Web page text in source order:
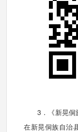
3．《新晃侗
在新晃侗族自治